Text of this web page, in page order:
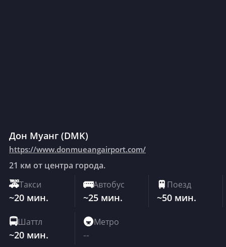
Дон Муанг (DMK)
https://www.donmueangairport.com/
21 км от центра города.
🚕Такси
~20 мин.
🚌Автобус
~25 мин.
🚆 Поезд
~50 мин.
🚍Шаттл
~20 мин.
🚇Метро
--